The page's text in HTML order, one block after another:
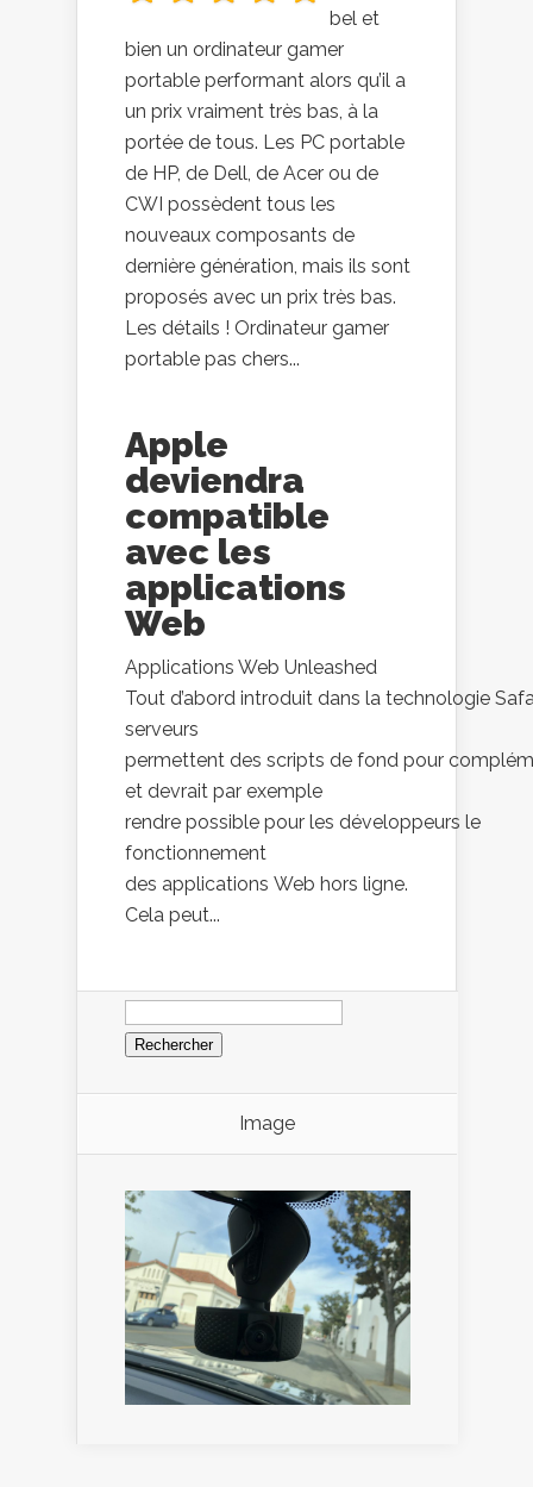
bel et
bien un ordinateur gamer
portable performant alors qu’il a
un prix vraiment très bas, à la
portée de tous. Les PC portable
de HP, de Dell, de Acer ou de
CWI possèdent tous les
nouveaux composants de
dernière génération, mais ils sont
proposés avec un prix très bas.
Les détails ! Ordinateur gamer
portable pas chers...
Apple
deviendra
compatible
avec les
applications
Web
Applications Web Unleashed
Tout d’abord introduit dans la technologie
serveurs
permettent des scripts de fond pour
et devrait par exemple
rendre possible pour les développeurs le
fonctionnement
des applications Web hors ligne.
Cela peut...
Rechercher :
Image